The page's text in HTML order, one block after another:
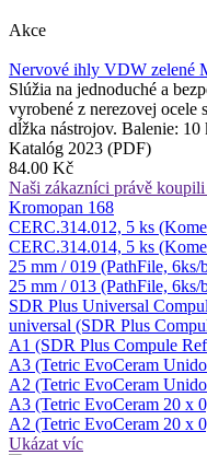
Akce
Nervové ihly VDW zelené
Slúžia na jednoduché a
vyrobené z nerezovej ocele
dĺžka nástrojov. Balenie:
Katalóg 2023 (PDF)
84.00 Kč
Naši zákazníci právě koupili
Kromopan 168
CERC.314.012, 5 ks
CERC.314.014, 5 ks
25 mm / 019 (PathFile, 6ks/
25 mm / 013 (PathFile, 6ks/
SDR Plus Universal
universal (SDR Plus
A1 (SDR Plus Compule
A3 (Tetric EvoCeram
A2 (Tetric EvoCeram
A3 (Tetric EvoCeram 20 x
A2 (Tetric EvoCeram 20 x
Ukázat víc